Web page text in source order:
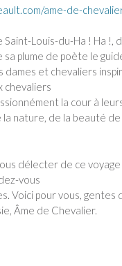
ame-de-
Louis-du-Ha ! Ha !,
sa plume de poète le
dames et chevaliers
chevaliers
la cour à
la nature, de la beauté
délecter de ce
vous
Voici pour vous, gentes
Âme de Chevalier.